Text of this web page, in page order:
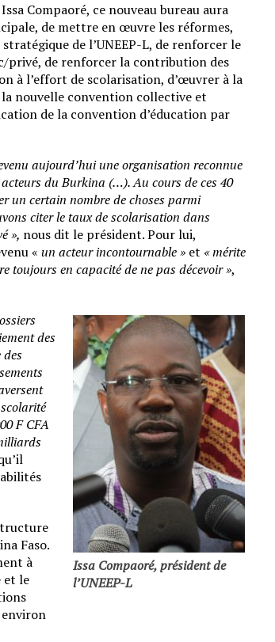
Compaoré, ce nouveau bureau aura
de mettre en œuvre les réformes,
de l’UNEEP-L, de renforcer le
privé, de renforcer la contribution des
à l’effort de scolarisation, d’œuvrer à la
nouvelle convention collective et
de la convention d’éducation par
aujourd’hui une organisation reconnue
acteurs du Burkina (…). Au cours de ces 40
un certain nombre de choses parmi
citer le taux de scolarisation dans
», nous dit le président. Pour lui,
« un acteur incontournable » et « mérite
toujours en capacité de ne pas décevoir »,
Issa Compaoré, président de
l’UNEEP-L
des
F CFA
Faso.
à
et le